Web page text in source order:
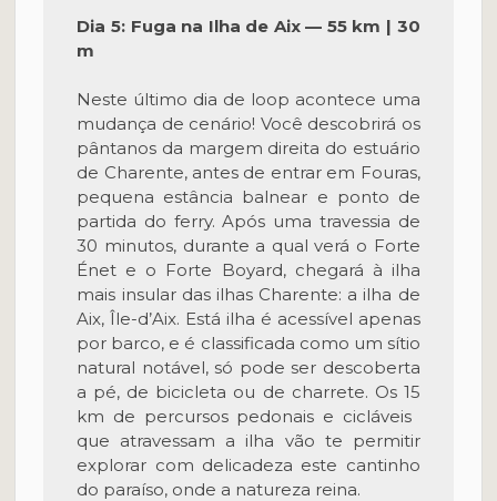
Dia 5: Fuga na Ilha de Aix — 55 km | 30
m
Neste último dia de loop acontece uma
mudança de cenário! Você descobrirá os
pântanos da margem direita do estuário
de Charente, antes de entrar em Fouras,
pequena estância balnear e ponto de
partida do ferry. Após uma travessia de
30 minutos, durante a qual verá o Forte
Énet e o Forte Boyard, chegará à ilha
mais insular das ilhas Charente: a ilha de
Aix, Île-d’Aix. Está ilha é acessível apenas
por barco, e é classificada como um sítio
natural notável, só pode ser descoberta
a pé, de bicicleta ou de charrete. Os 15
km de percursos pedonais e cicláveis ​​
que atravessam a ilha vão te permitir
explorar com delicadeza este cantinho
do paraíso, onde a natureza reina.